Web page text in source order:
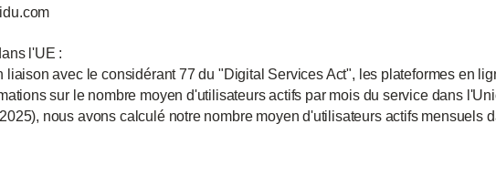
l'UE :
avec le considérant 77 du "Digital Services Act", les plateformes en
sur le nombre moyen d'utilisateurs actifs par mois du service dans
nous avons calculé notre nombre moyen d'utilisateurs actifs mensuels